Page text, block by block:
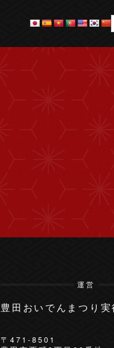
運営
豊田おいでんまつり実
〒471-8501